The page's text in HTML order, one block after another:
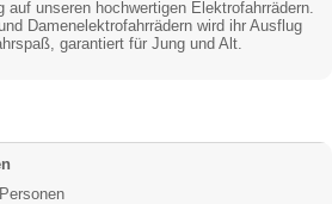
auf unseren hochwertigen Elektrofahrrädern.
Damenelektrofahrrädern wird ihr Ausflug
garantiert für Jung und Alt.